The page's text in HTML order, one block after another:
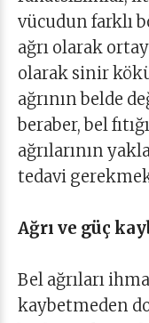
vücudun farklı
ağrı olarak
olarak sinir
ağrının belde
beraber, bel
ağrılarının
tedavi
Ağrı ve güç
Bel ağrıları
kaybetmeden